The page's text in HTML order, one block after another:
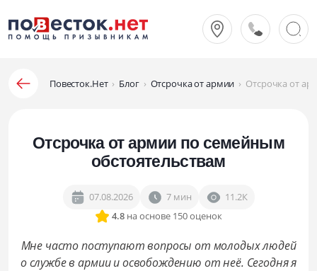
Повесток.Нет › Блог › Отсрочка от армии › Отсрочка от
Отсрочка от армии по семейным
обстоятельствам
07.08.2026 7 мин
11.2К
4.8 на основе 150 оценок
Мне часто поступают вопросы от молодых людей
о службе в армии и освобождению от неё. Сегодня я